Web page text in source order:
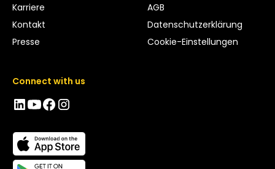
Karriere
Kontakt
Presse
AGB
Datenschutzerklärung
Cookie-Einstellungen
Connect with us